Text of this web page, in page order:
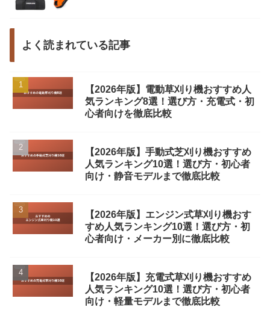
よく読まれている記事
【2026年版】電動草刈り機おすすめ人
気ランキング8選！選び方・充電式・初
心者向けを徹底比較
【2026年版】手動式芝刈り機おすすめ
人気ランキング10選！選び方・初心者
向け・静音モデルまで徹底比較
【2026年版】エンジン式草刈り機おす
すめ人気ランキング10選！選び方・初
心者向け・メーカー別に徹底比較
【2026年版】充電式草刈り機おすすめ
人気ランキング10選！選び方・初心者
向け・軽量モデルまで徹底比較